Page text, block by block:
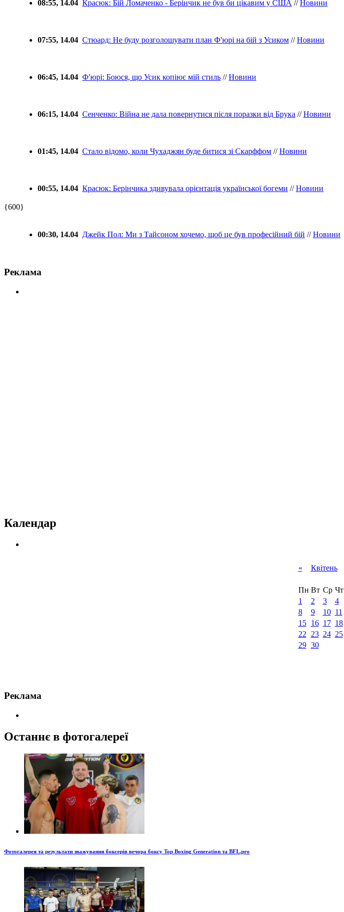
08:55, 14.04 Красюк: Бій Ломаченко - Берінчик не був би цікавим у США //Новини
07:55, 14.04 Стюард: Не буду розголошувати план Ф'юрі на бій з Усиком //Новини
06:45, 14.04 Ф'юрі: Боюся, що Усик копіює мій стиль //Новини
06:15, 14.04 Сенченко: Війна не дала повернутися після поразки від Брука //Новини
01:45, 14.04 Стало відомо, коли Чухаджян буде битися зі Скарффом //Новини
00:55, 14.04 Красюк: Берінчика здивувала орієнтація української богеми //Новини
{600}
00:30, 14.04 Джейк Пол: Ми з Тайсоном хочемо, щоб це був професійний бій //Новини
Реклама
Календар
« Квітень
Пн Вт Ср Чт
1
2 3 4
8
9 10 11
15
16 17 18
22
23 24 25
29 30
Реклама
Останнє в фотогалереї
Фотогалерея та результати зважування боксерів вечора боксу Top Boxing Generation та BFL.pro